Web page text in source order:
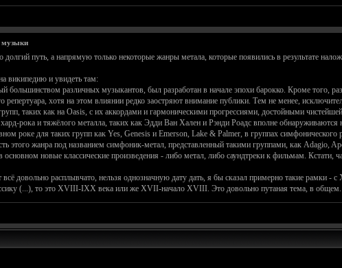
путь, а напрямую только некоторые жанры метала, которые появились в результате
википедию и увидеть там:
большинством различных музыкантов, был разработан в начале эпохи барокко. Кроме того,
репертуара, хотя на этом влиянии редко заостряют внимание публики. Тем не менее,
таких как на Oasis, с их аккордами и гармоническими прогрессиями, достойными
хард-рока и тяжёлого металла, таких как Эдди Ван Хален и Рэнди Роадс вполне
роке для таких групп как Yes, Genesis и Emerson, Lake & Palmer, в группах
этого жанра под названием симфоник-метал, представленный такими группами, как Adagio,
новые классические произведения - либо метал, либо саундтреки к фильмам. Кстати,
довольно расплывчато, нельзя однозначную дату дать, я бы сказал примерно такие рамки -
(...), то это XVIII-IXX века или же XVII-начало XVIII. Это довольно путаная тема, в общем.